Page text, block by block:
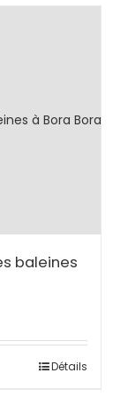
baleines
Détails